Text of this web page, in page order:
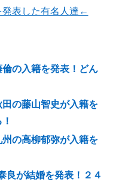
表した有名人達←
の入籍を発表！どん
の藤山智史が入籍を
の高柳郁弥が入籍を
良が結婚を発表！２４